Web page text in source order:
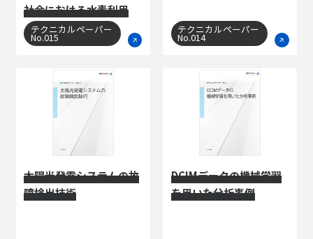
社会における水素利用
テクニカルペーパー
No.015
テクニカルペーパー
No.014
太陽光発電システムの故
障検出技術
DCIMデータの機械学習
を用いた分析事例